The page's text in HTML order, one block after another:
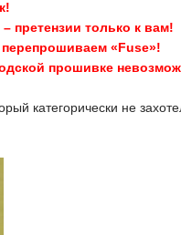
претензии только к вам!
перепрошиваем«Fuse»!
прошивке
категорически не